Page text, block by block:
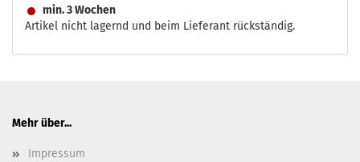
min. 3 Wochen
Artikel nicht lagernd und beim Lieferant rückständig.
Mehr über...
Impressum